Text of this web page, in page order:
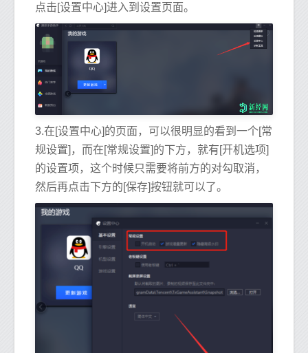
点击[设置中心]进入到设置页面。
3.在[设置中心]的页面，可以很明显的看到一个[常
规设置]，而在[常规设置]的下方，就有[开机选项]
的设置项，这个时候只需要将前方的对勾取消，
然后再点击下方的[保存]按钮就可以了。